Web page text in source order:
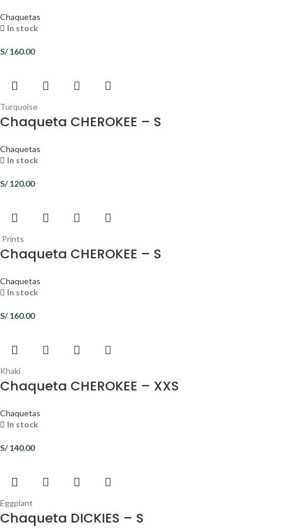
Chaquetas
In stock
S/160.00
Turquoise
Chaqueta CHEROKEE – S
Chaquetas
In stock
S/120.00
Prints
Chaqueta CHEROKEE – S
Chaquetas
In stock
S/160.00
Khaki
Chaqueta CHEROKEE – XXS
Chaquetas
In stock
S/140.00
Eggplant
Chaqueta DICKIES – S